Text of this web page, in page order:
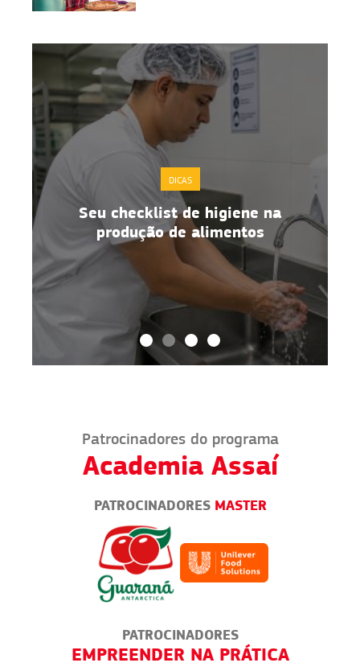
Boas práticas de manipulação de
alimentos no dia a dia
Patrocinadores do programa
Academia Assaí
PATROCINADORES MASTER
PATROCINADORES
EMPREENDER NA PRÁTICA